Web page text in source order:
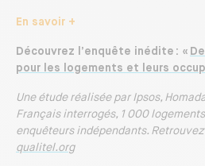
En savoir +
Découvrez l’enquête inédite : «
pour les logements et leurs
Une étude réalisée par Ipsos,
Français interrogés, 1 000
enquêteurs indépendants.
qualitel.org